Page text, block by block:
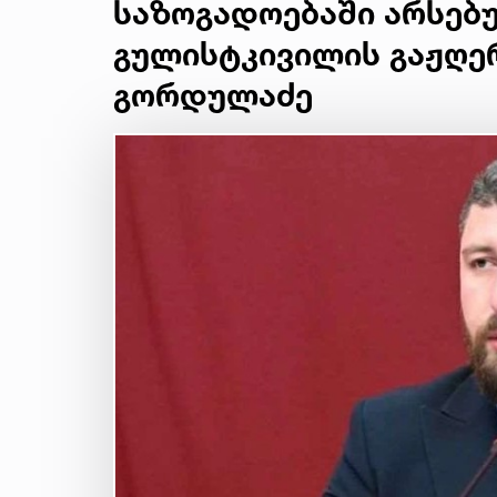
საზოგადოებაში
გულისტკივილის
გორდულაძე